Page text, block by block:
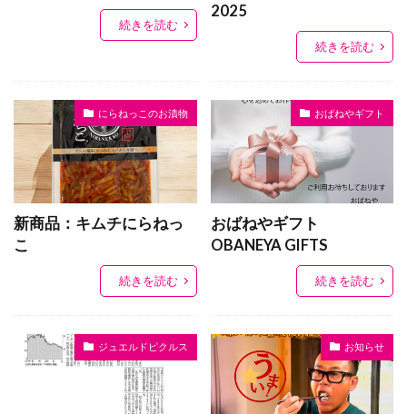
続きを読む
2025
続きを読む
にらねっこのお漬物
新商品：キムチにらねっ
こ
続きを読む
おばねやギフト
おばねやギフト
OBANEYA GIFTS
続きを読む
ジュエルドピクルス お知らせ